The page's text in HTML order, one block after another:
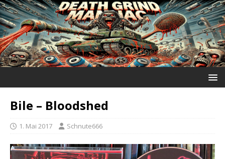
Bile ‎– Bloodshed
1. Mai 2017 Schnute666